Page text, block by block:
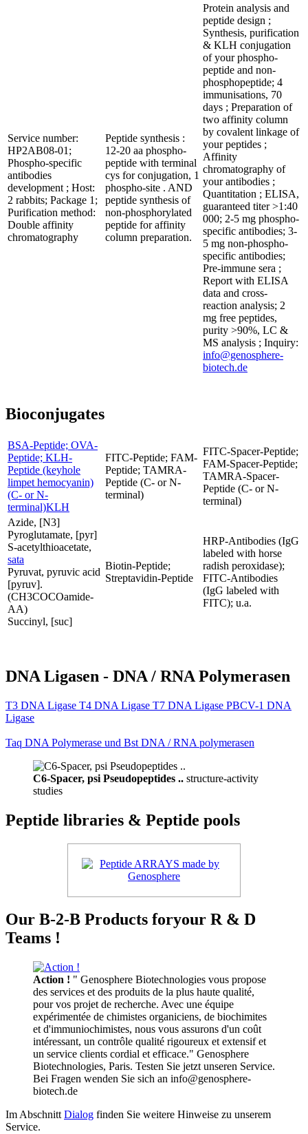
Service number:
HP2AB08-01;
Phospho-specific
antibodies
development ; Host:
2 rabbits; Package 1;
Purification method:
Double affinity
chromatography
Peptide synthesis :
12-20 aa phospho-
peptide with terminal
cys for conjugation, 1
phospho-site . AND
peptide synthesis of
non-phosphorylated
peptide for affinity
column preparation.
Protein analysis and
peptide design ;
Synthesis, purification
& KLH conjugation
of your phospho-
peptide and non-
phosphopeptide; 4
immunisations, 70
days ; Preparation of
two affinity column
by covalent linkage of
your peptides ;
Affinity
chromatography of
your antibodies ;
Quantitation ; ELISA,
guaranteed titer >1:40
000; 2-5 mg phospho-
specific antibodies; 3-
5 mg non-phospho-
specific antibodies;
Pre-immune sera ;
Report with ELISA
data and cross-
reaction analysis; 2
mg free peptides,
purity >90%, LC &
MS analysis ; Inquiry:
info@genosphere-
biotech.de
Bioconjugates
BSA-Peptide; OVA-
Peptide; KLH-
Peptide (keyhole
limpet hemocyanin)
(C- or N-
terminal)KLH
FITC-Peptide; FAM-
Peptide; TAMRA-
Peptide (C- or N-
terminal)
FITC-Spacer-Peptide;
FAM-Spacer-Peptide;
TAMRA-Spacer-
Peptide (C- or N-
terminal)
Azide, [N3]
Pyroglutamate, [pyr]
S-acetylthioacetate,
sata
Pyruvat, pyruvic acid
[pyruv].
(CH3COCOamide-
AA)
Succinyl, [suc]
Biotin-Peptide;
Streptavidin-Peptide
HRP-Antibodies (IgG
labeled with horse
radish peroxidase);
FITC-Antibodies
(IgG labeled with
FITC); u.a.
DNA Ligasen - DNA / RNA Polymerasen
T3 DNA Ligase T4 DNA Ligase T7 DNA Ligase PBCV-1 DNA
Ligase
Taq DNA Polymerase und Bst DNA / RNA polymerasen
C6-Spacer, psi Pseudopeptides .. structure-activity
studies
Peptide libraries & Peptide pools
Our B-2-B Products foryour R & D
Teams !
Action ! " Genosphere Biotechnologies vous propose
des services et des produits de la plus haute qualité,
pour vos projet de recherche. Avec une équipe
expérimentée de chimistes organiciens, de biochimites
et d'immuniochimistes, nous vous assurons d'un coût
intéressant, un contrôle qualité rigoureux et extensif et
un service clients cordial et efficace." Genosphere
Biotechnologies, Paris. Testen Sie jetzt unseren Service.
Bei Fragen wenden Sie sich an info@genosphere-
biotech.de
Im Abschnitt Dialog finden Sie weitere Hinweise zu unserem
Service.